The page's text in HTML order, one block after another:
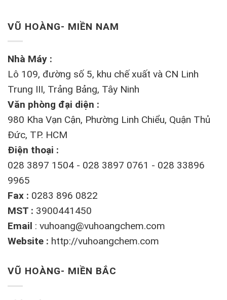
VŨ HOÀNG- MIỀN NAM
Nhà Máy :
Lô 109, đường số 5, khu chế xuất và CN Linh
Trung III, Trảng Bảng, Tây Ninh
Văn phòng đại diện :
980 Kha Vạn Cận, Phường Linh Chiểu, Quận Thủ
Đức, TP. HCM
Điện thoại :
028 3897 1504 - 028 3897 0761 - 028 33896
9965
Fax : 0283 896 0822
MST : 3900441450
Email : vuhoang@vuhoangchem.com
Website : http://vuhoangchem.com
VŨ HOÀNG- MIỀN BẮC